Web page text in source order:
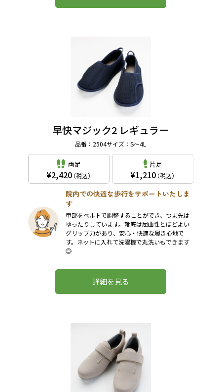
早快マジック2 レギュラー
品番：2504サイズ：S～4L
両足
2,420 （税込）
片足
1,210 （税込）
院内での快適な歩行をサポートいたしま
す
甲部をベルトで調整することができ、つま先は
ゆったりしています。靴底は屈曲性とほどよい
グリップ力があり、安心・快適な履き心地で
す。ネットに入れて洗濯機で丸洗いもできます
◎
詳細を見る